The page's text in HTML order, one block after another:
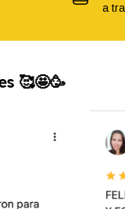
a
🥰🤩🥳